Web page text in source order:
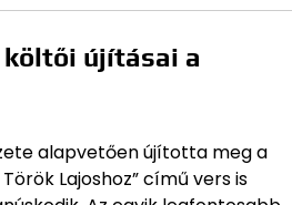
költői újításai a
alapvetően újította meg a
Lajoshoz” című vers is